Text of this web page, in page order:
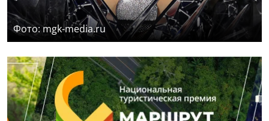
Фото: mgk-media.ru